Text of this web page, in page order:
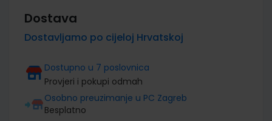
Dostava
Dostavljamo po cijeloj Hrvatskoj
Dostupno u 7 poslovnica
Provjeri i pokupi odmah
Osobno preuzimanje u PC Zagreb
Besplatno